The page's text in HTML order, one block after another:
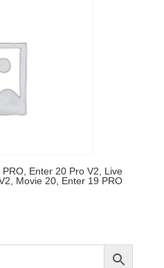
Enter 20 Pro V2, Live
Movie 20, Enter 19 PRO